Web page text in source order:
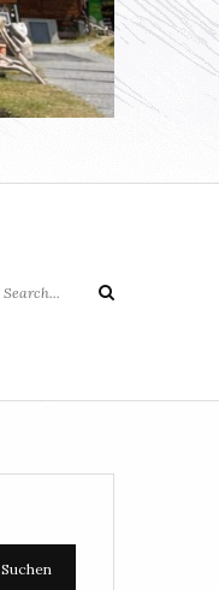
Search
Suchen